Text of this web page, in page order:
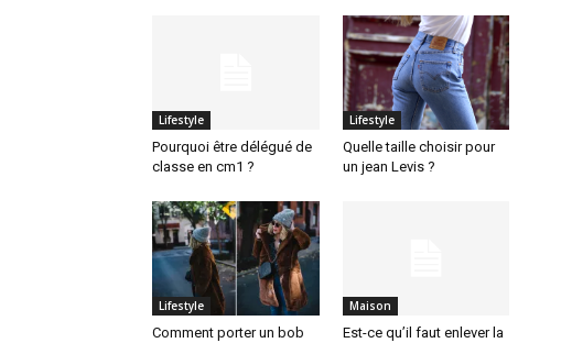
Lifestyle
Pourquoi être délégué de
classe en cm1 ?
Lifestyle
Quelle taille choisir pour
un jean Levis ?
Lifestyle
Comment porter un bob
Maison
Est-ce qu’il faut enlever la